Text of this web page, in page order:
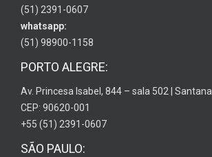
(51) 2391-0607
whatsapp:
(51) 98900-1158
PORTO ALEGRE:
Av. Princesa Isabel, 844 – sala 502 | Santana
CEP: 90620-001
+55 (51) 2391-0607
SÃO PAULO: